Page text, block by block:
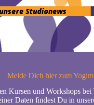
Studionews
Melde Dich hier zum
Kursen und Workshops
Daten findest Du in